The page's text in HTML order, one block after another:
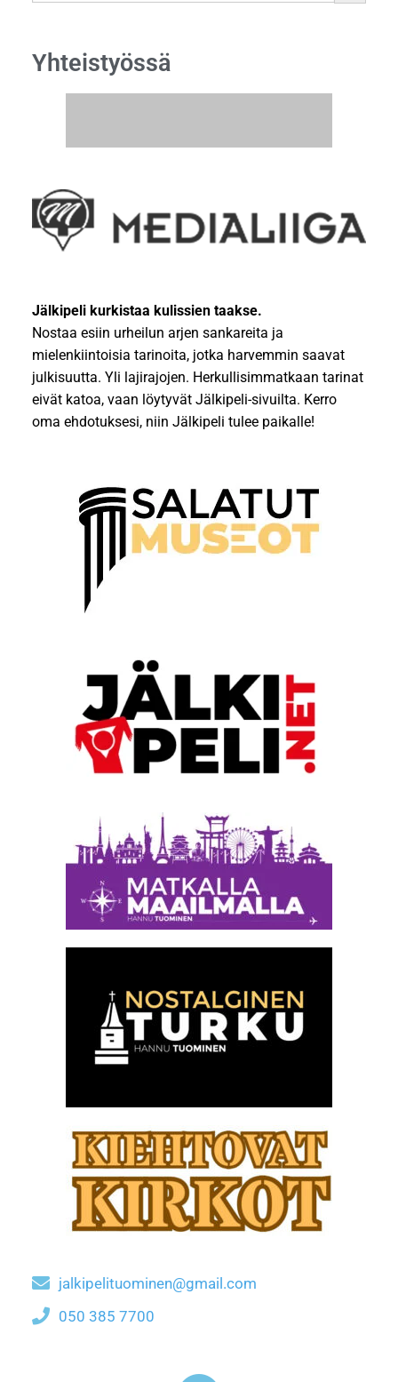
Yhteistyössä
Jälkipeli kurkistaa kulissien taakse.
Nostaa esiin urheilun arjen sankareita ja
mielenkiintoisia tarinoita, jotka harvemmin saavat
julkisuutta. Yli lajirajojen. Herkullisimmatkaan tarinat
eivät katoa, vaan löytyvät Jälkipeli-sivuilta. Kerro
oma ehdotuksesi, niin Jälkipeli tulee paikalle!
jalkipelituominen@gmail.com
050 385 7700